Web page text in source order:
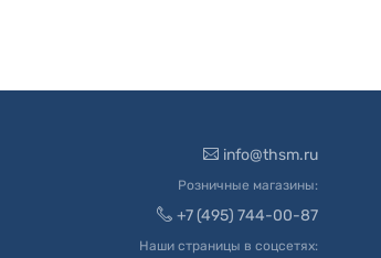
info@thsm.ru
Розничные магазины:
+7 (495) 744-00-87
Наши страницы в соцсетях: